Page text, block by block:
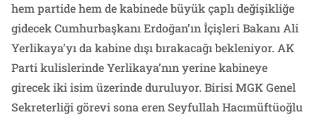
hem partide hem de kabinede büyük çaplı değişikliğe
gidecek Cumhurbaşkanı Erdoğan’ın İçişleri Bakanı Ali
Yerlikaya’yı da kabine dışı bırakacağı bekleniyor. AK
Parti kulislerinde Yerlikaya’nın yerine kabineye
girecek iki isim üzerinde duruluyor. Birisi MGK Genel
Sekreterliği görevi sona eren Seyfullah Hacımüftüoğlu